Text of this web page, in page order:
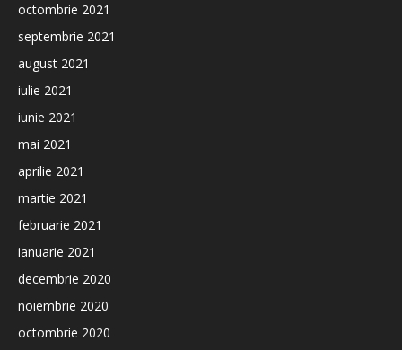
octombrie 2021
septembrie 2021
august 2021
iulie 2021
iunie 2021
mai 2021
aprilie 2021
martie 2021
februarie 2021
ianuarie 2021
decembrie 2020
noiembrie 2020
octombrie 2020